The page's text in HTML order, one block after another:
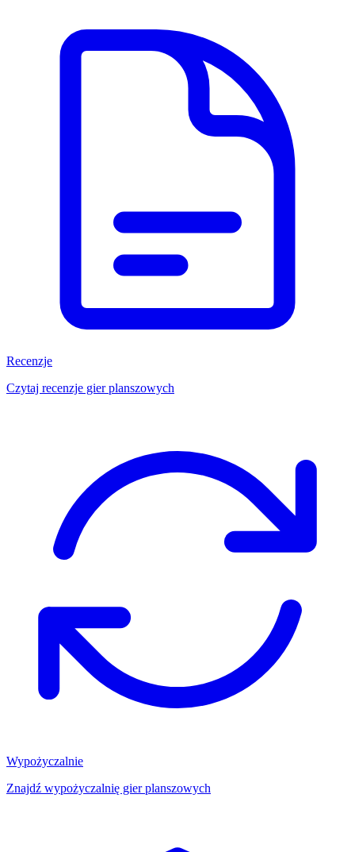
Recenzje
Czytaj recenzje gier planszowych
Wypożyczalnie
Znajdź wypożyczalnię gier planszowych